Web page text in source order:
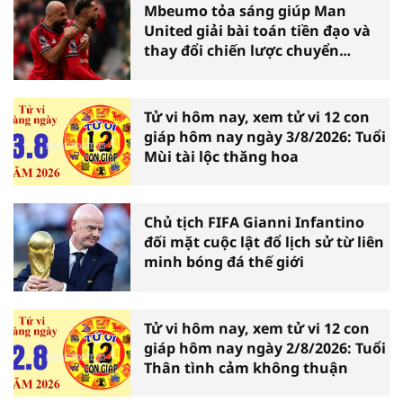
Mbeumo tỏa sáng giúp Man
United giải bài toán tiền đạo và
thay đổi chiến lược chuyển
Tử vi hôm nay, xem tử vi 12 con
giáp hôm nay ngày 3/8/2026: Tuổi
Mùi tài lộc thăng hoa
Chủ tịch FIFA Gianni Infantino
đối mặt cuộc lật đổ lịch sử từ liên
minh bóng đá thế giới
Tử vi hôm nay, xem tử vi 12 con
giáp hôm nay ngày 2/8/2026: Tuổi
Thân tình cảm không thuận